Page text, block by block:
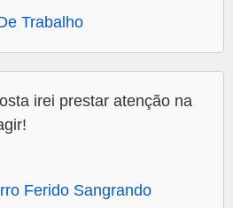
Trabalho
irei prestar atenção na
Ferido Sangrando